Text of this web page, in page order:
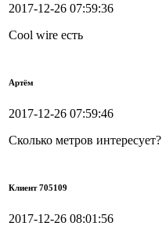
2017-12-26 07:59:36
Cool wire есть
Артём
2017-12-26 07:59:46
Сколько метров интересует?
Клиент 705109
2017-12-26 08:01:56